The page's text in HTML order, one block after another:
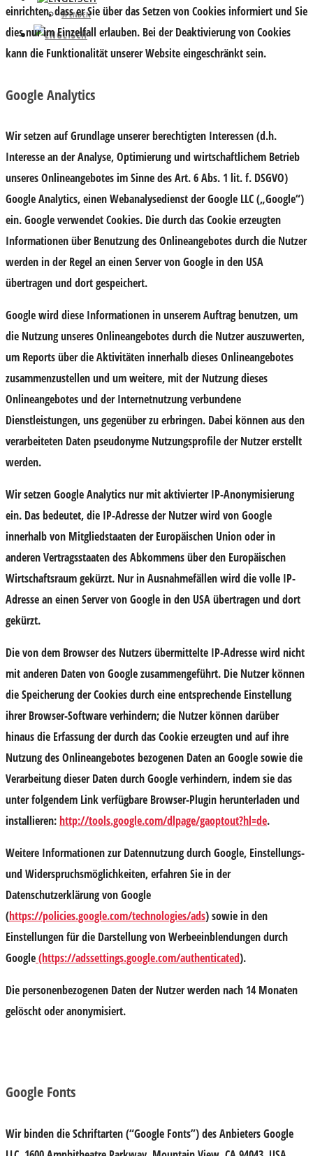
SPENDEN
einrichten, dass er Sie über das Setzen von Cookies informiert und Sie
dies nur im Einzelfall erlauben. Bei der Deaktivierung von Cookies
kann die Funktionalität unserer Website eingeschränkt sein.
Google Analytics
Wir setzen auf Grundlage unserer berechtigten Interessen (d.h.
Interesse an der Analyse, Optimierung und wirtschaftlichem Betrieb
unseres Onlineangebotes im Sinne des Art. 6 Abs. 1 lit. f. DSGVO)
Google Analytics, einen Webanalysedienst der Google LLC („Google“)
ein. Google verwendet Cookies. Die durch das Cookie erzeugten
Informationen über Benutzung des Onlineangebotes durch die Nutzer
werden in der Regel an einen Server von Google in den USA
übertragen und dort gespeichert.
Google wird diese Informationen in unserem Auftrag benutzen, um
die Nutzung unseres Onlineangebotes durch die Nutzer auszuwerten,
um Reports über die Aktivitäten innerhalb dieses Onlineangebotes
zusammenzustellen und um weitere, mit der Nutzung dieses
Onlineangebotes und der Internetnutzung verbundene
Dienstleistungen, uns gegenüber zu erbringen. Dabei können aus den
verarbeiteten Daten pseudonyme Nutzungsprofile der Nutzer erstellt
werden.
Wir setzen Google Analytics nur mit aktivierter IP-Anonymisierung
ein. Das bedeutet, die IP-Adresse der Nutzer wird von Google
innerhalb von Mitgliedstaaten der Europäischen Union oder in
anderen Vertragsstaaten des Abkommens über den Europäischen
Wirtschaftsraum gekürzt. Nur in Ausnahmefällen wird die volle IP-
Adresse an einen Server von Google in den USA übertragen und dort
gekürzt.
Die von dem Browser des Nutzers übermittelte IP-Adresse wird nicht
mit anderen Daten von Google zusammengeführt. Die Nutzer können
die Speicherung der Cookies durch eine entsprechende Einstellung
ihrer Browser-Software verhindern; die Nutzer können darüber
hinaus die Erfassung der durch das Cookie erzeugten und auf ihre
Nutzung des Onlineangebotes bezogenen Daten an Google sowie die
Verarbeitung dieser Daten durch Google verhindern, indem sie das
unter folgendem Link verfügbare Browser-Plugin herunterladen und
installieren:http://tools.google.com/dlpage/gaoptout?hl=de.
Weitere Informationen zur Datennutzung durch Google, Einstellungs-
und Widerspruchsmöglichkeiten, erfahren Sie in der
Datenschutzerklärung von Google
(https://policies.google.com/technologies/ads) sowie in den
Einstellungen für die Darstellung von Werbeeinblendungen durch
Google(https://adssettings.google.com/authenticated).
Die personenbezogenen Daten der Nutzer werden nach 14 Monaten
gelöscht oder anonymisiert.
Google Fonts
Wir binden die Schriftarten (“Google Fonts”) des Anbieters Google